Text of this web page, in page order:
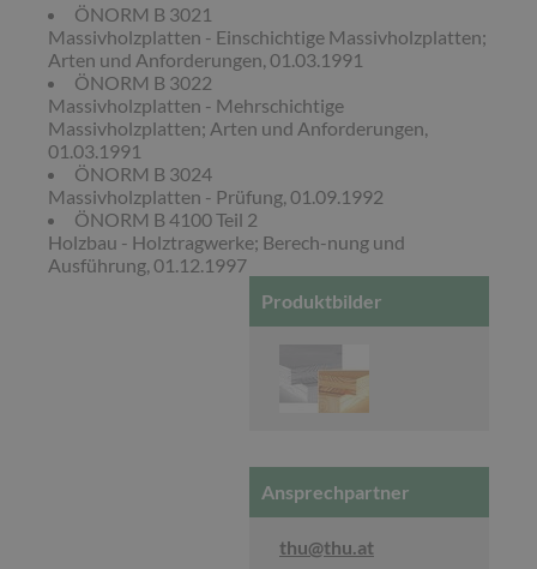
ÖNORM B 3021
Massivholzplatten - Einschichtige Massivholzplatten;
Arten und Anforderungen, 01.03.1991
ÖNORM B 3022
Massivholzplatten - Mehrschichtige
Massivholzplatten; Arten und Anforderungen,
01.03.1991
ÖNORM B 3024
Massivholzplatten - Prüfung, 01.09.1992
ÖNORM B 4100 Teil 2
Holzbau - Holztragwerke; Berech-nung und
Ausführung, 01.12.1997
Produktbilder
Ansprechpartner
thu@thu.at